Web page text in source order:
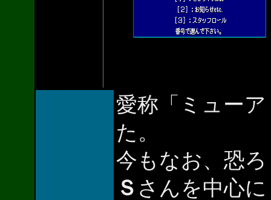
愛称「ミュー
た。
今もなお、恐
Ｓ さんを中心